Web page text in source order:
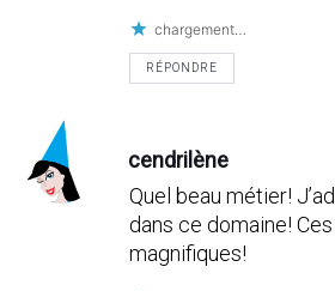
chargement…
RÉPONDRE
cendrilène
Quel beau métier!
dans ce domaine!
magnifiques!